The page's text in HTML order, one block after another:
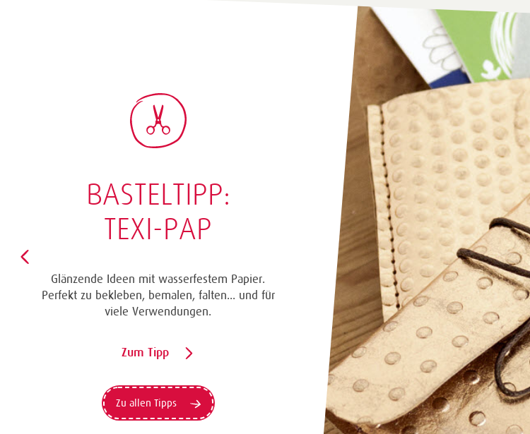
BASTELTIPP:
TEXI-PAP
Glänzende Ideen mit wasserfestem Papier.
Perfekt zu bekleben, bemalen, falten... und für
viele Verwendungen.
Zum Tipp
Zu allen Tipps